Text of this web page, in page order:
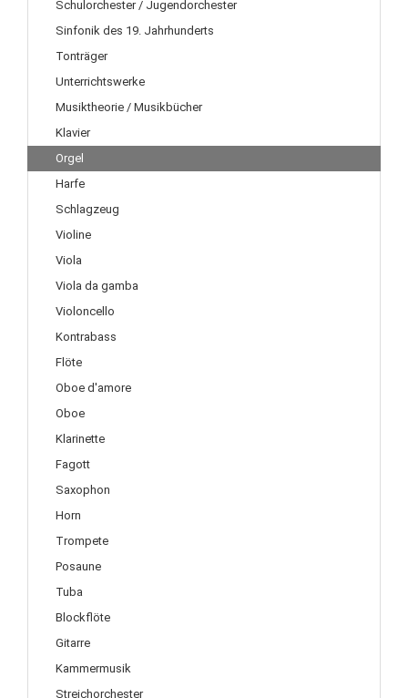
Schulorchester / Jugendorchester
Sinfonik des 19. Jahrhunderts
Tonträger
Unterrichtswerke
Musiktheorie / Musikbücher
Klavier
Orgel
Harfe
Schlagzeug
Violine
Viola
Viola da gamba
Violoncello
Kontrabass
Flöte
Oboe d'amore
Oboe
Klarinette
Fagott
Saxophon
Horn
Trompete
Posaune
Tuba
Blockflöte
Gitarre
Kammermusik
Streichorchester